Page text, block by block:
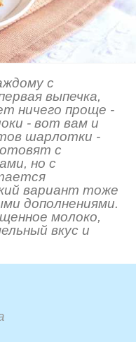
с
выпечка,
ничего проще -
- вот вам и
шарлотки -
с
но с
вариант тоже
дополнениями.
молоко,
вкус и